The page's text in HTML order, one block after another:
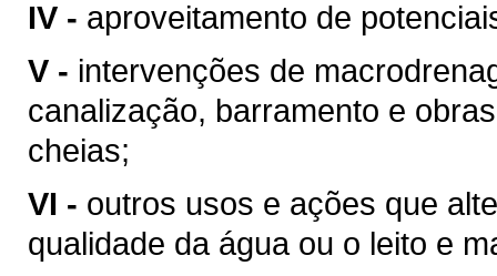
IV - aproveitamento de
V - intervenções de
canalização, barramento e
cheias;
VI - outros usos e ações que
qualidade da água ou o leito e